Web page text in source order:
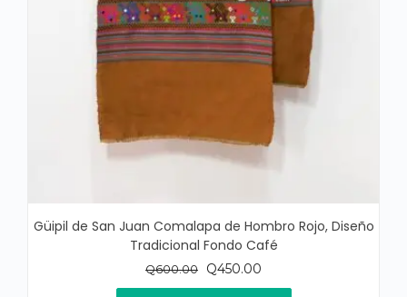
Güipil de San Juan Comalapa de Hombro Rojo, Diseño
Tradicional Fondo Café
Q600.00
El
precio
Q450.00
precio